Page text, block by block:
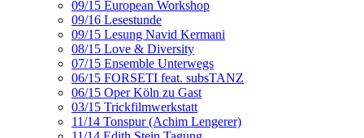
09/15 European Workshop
09/16 Lesestunde
09/15 Lesung Navid Kermani
08/15 Love & Diversity
07/15 Ensemble Unterwegs
06/15 FORSETI feat. subsTANZ
06/15 Oper Köln zu Gast
03/15 Trickfilmwerkstatt
11/14 Tonspur (Achim Lengerer)